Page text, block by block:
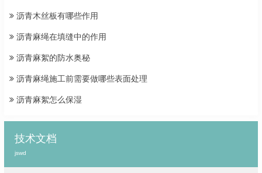
沥青木丝板有哪些作用
沥青麻绳在填缝中的作用
沥青麻絮的防水奥秘
沥青麻绳施工前需要做哪些表面处理
沥青麻絮怎么保湿
技术文档
jswd